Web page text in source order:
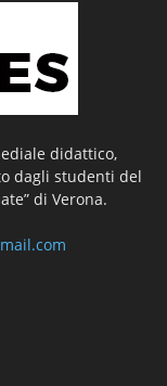
didattico,
dagli studenti del
di Verona.